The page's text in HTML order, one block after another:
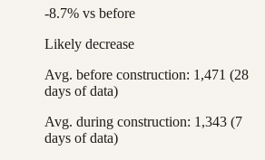
-8.7% vs before
Likely decrease
Avg. before construction: 1,471 (28
days of data)
Avg. during construction: 1,343 (7
days of data)